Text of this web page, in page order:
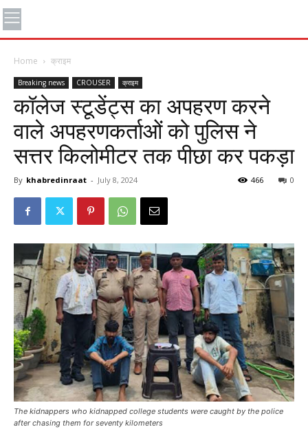
Home क्राइम
Breaking news CROUSER क्राइम
कॉलेज स्टूडेंट्स का अपहरण करने
वाले अपहरणकर्ताओं को पुलिस ने
सत्तर किलोमीटर तक पीछा कर पकड़ा
By khabredinraat - July 8, 2024 0
466
The kidnappers who kidnapped college students were caught by the police
after chasing them for seventy kilometers